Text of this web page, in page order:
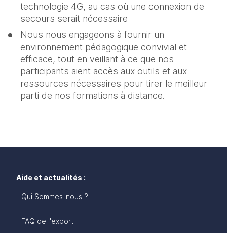
technologie 4G, au cas où une connexion de
secours serait nécessaire
Nous nous engageons à fournir un
environnement pédagogique convivial et
efficace, tout en veillant à ce que nos
participants aient accès aux outils et aux
ressources nécessaires pour tirer le meilleur
parti de nos formations à distance.
Aide et actualités :
Qui Sommes-nous ?
FAQ de l'export